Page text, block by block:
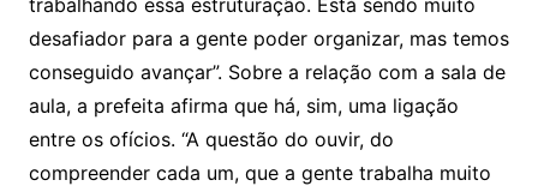
desafiador para a gente poder organizar, mas temos
conseguido avançar”. Sobre a relação com a sala de
aula, a prefeita afirma que há, sim, uma ligação
entre os ofícios. “A questão do ouvir, do
compreender cada um, que a gente trabalha muito